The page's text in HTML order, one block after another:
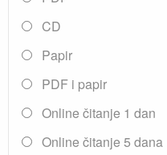
CD
Papir
PDF i papir
Online čitanje 1 dan
Online čitanje 5 dana